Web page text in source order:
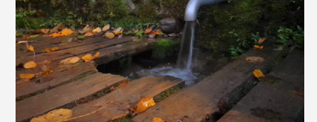
Hiite kuvavõistlus 2026
VANEMAD KUVAVÕISTLUSED
Kontakt